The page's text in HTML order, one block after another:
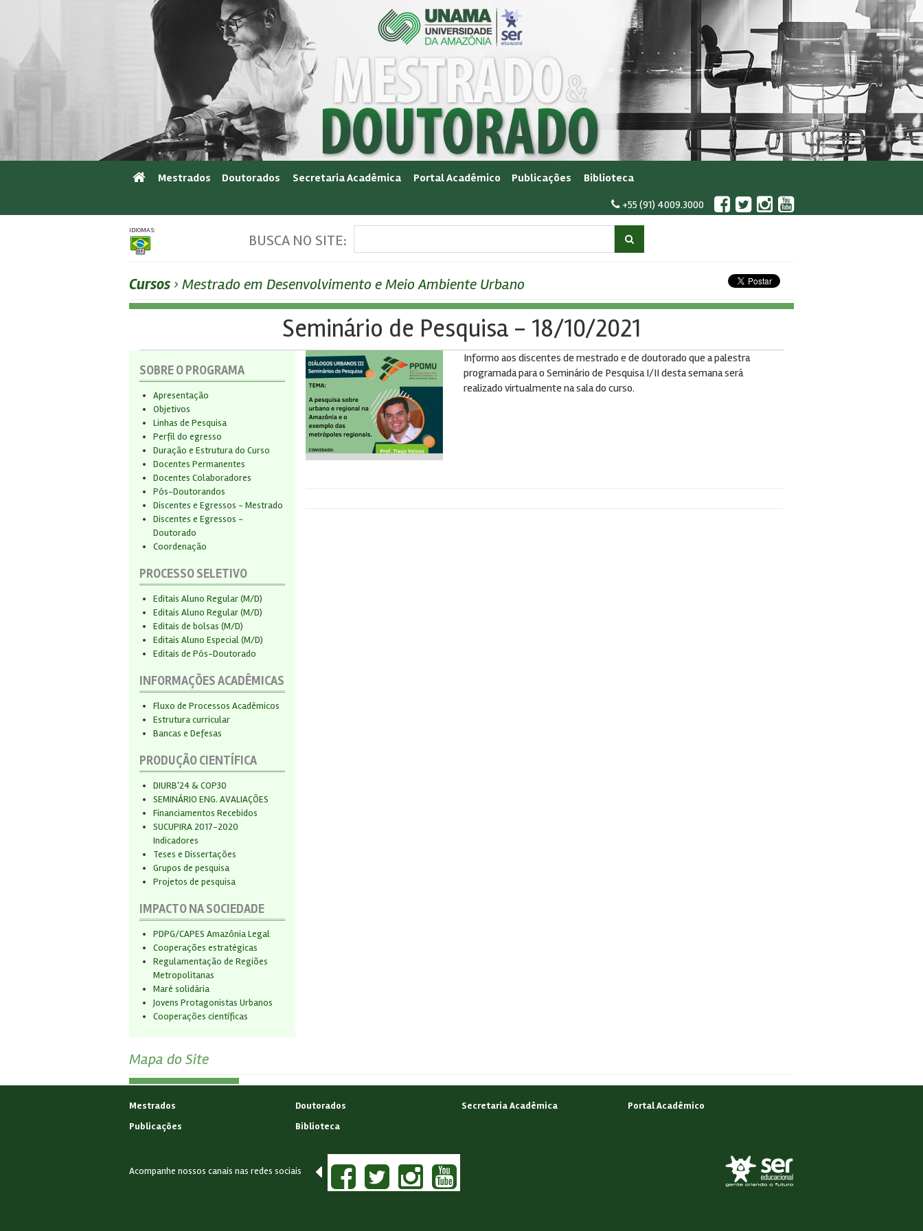
Mestrados Doutorados Secretaria Acadêmica Portal Acadêmico Publicações
Biblioteca
+55 (91) 4009.3000
BUSCA NO SITE:
IDIOMAS:
Cursos› Mestrado em Desenvolvimento e Meio Ambiente Urbano
Seminário de Pesquisa - 18/10/2021
SOBRE O PROGRAMA
Apresentação
Objetivos
Linhas de Pesquisa
Perfil do egresso
Duração e Estrutura do Curso
Docentes Permanentes
Docentes Colaboradores
Pós-Doutorandos
Discentes e Egressos - Mestrado
Discentes e Egressos -
Doutorado
Coordenação
PROCESSO SELETIVO
Editais Aluno Regular (M/D)
Editais Aluno Regular (M/D)
Editais de bolsas (M/D)
Editais Aluno Especial (M/D)
Editais de Pós-Doutorado
INFORMAÇÕES ACADÊMICAS
Fluxo de Processos Acadêmicos
Estrutura curricular
Bancas e Defesas
PRODUÇÃO CIENTÍFICA
DIURB'24 & COP30
SEMINÁRIO ENG. AVALIAÇÕES
Financiamentos Recebidos
SUCUPIRA 2017-2020
Indicadores
Teses e Dissertações
Grupos de pesquisa
Projetos de pesquisa
IMPACTO NA SOCIEDADE
PDPG/CAPES Amazônia Legal
Cooperações estratégicas
Regulamentação de Regiões
Metropolitanas
Maré solidária
Jovens Protagonistas Urbanos
Cooperações científicas
Informo aos discentes de mestrado e de doutorado que a palestra
programada para o Seminário de Pesquisa I/II desta semana será
realizado virtualmente na sala do curso.
Mapa do Site
Mestrados Doutorados Secretaria Acadêmica
Portal Acadêmico
Publicações
Biblioteca
Acompanhe nossos canais nas redes sociais